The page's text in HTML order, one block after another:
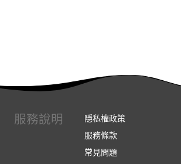
服務說明
隱私權政策
服務條款
常見問題